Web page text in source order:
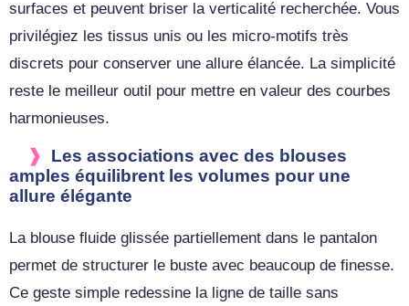
surfaces et peuvent briser la verticalité recherchée. Vous
privilégiez les tissus unis ou les micro-motifs très
discrets pour conserver une allure élancée. La simplicité
reste le meilleur outil pour mettre en valeur des courbes
harmonieuses.
Les associations avec des blouses
amples équilibrent les volumes pour une
allure élégante
La blouse fluide glissée partiellement dans le pantalon
permet de structurer le buste avec beaucoup de finesse.
Ce geste simple redessine la ligne de taille sans